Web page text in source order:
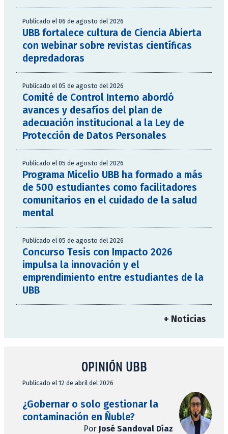
Publicado el 06 de agosto del 2026
UBB fortalece cultura de Ciencia Abierta
con webinar sobre revistas científicas
depredadoras
Publicado el 05 de agosto del 2026
Comité de Control Interno abordó
avances y desafíos del plan de
adecuación institucional a la Ley de
Protección de Datos Personales
Publicado el 05 de agosto del 2026
Programa Micelio UBB ha formado a más
de 500 estudiantes como facilitadores
comunitarios en el cuidado de la salud
mental
Publicado el 05 de agosto del 2026
Concurso Tesis con Impacto 2026
impulsa la innovación y el
emprendimiento entre estudiantes de la
UBB
+ Noticias
OPINIÓN UBB
Publicado el 12 de abril del 2026
¿Gobernar o solo gestionar la
contaminación en Ñuble?
Por José Sandoval Díaz